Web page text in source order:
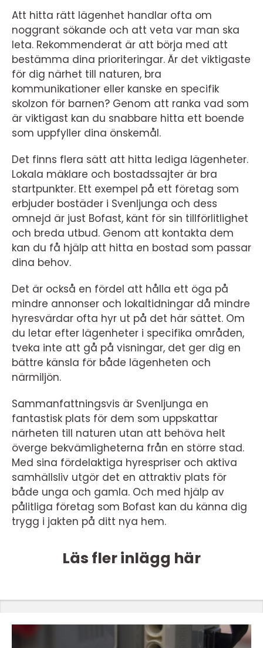
Att hitta rätt lägenhet handlar ofta om
noggrant sökande och att veta var man ska
leta. Rekommenderat är att börja med att
bestämma dina prioriteringar. Är det viktigaste
för dig närhet till naturen, bra
kommunikationer eller kanske en specifik
skolzon för barnen? Genom att ranka vad som
är viktigast kan du snabbare hitta ett boende
som uppfyller dina önskemål.
Det finns flera sätt att hitta lediga lägenheter.
Lokala mäklare och bostadssajter är bra
startpunkter. Ett exempel på ett företag som
erbjuder bostäder i Svenljunga och dess
omnejd är just Bofast, känt för sin tillförlitlighet
och breda utbud. Genom att kontakta dem
kan du få hjälp att hitta en bostad som passar
dina behov.
Det är också en fördel att hålla ett öga på
mindre annonser och lokaltidningar då mindre
hyresvärdar ofta hyr ut på det här sättet. Om
du letar efter lägenheter i specifika områden,
tveka inte att gå på visningar, det ger dig en
bättre känsla för både lägenheten och
närmiljön.
Sammanfattningsvis är Svenljunga en
fantastisk plats för dem som uppskattar
närheten till naturen utan att behöva helt
överge bekvämligheterna från en större stad.
Med sina fördelaktiga hyrespriser och aktiva
samhällsliv utgör det en attraktiv plats för
både unga och gamla. Och med hjälp av
pålitliga företag som Bofast kan du känna dig
trygg i jakten på ditt nya hem.
Läs fler inlägg här